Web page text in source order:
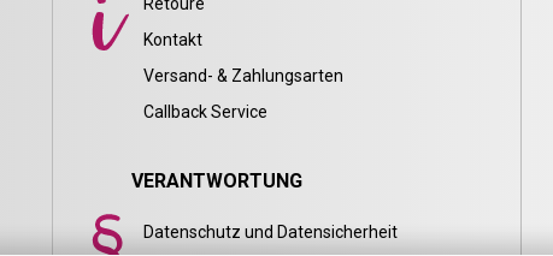
Retoure
Kontakt
Versand- & Zahlungsarten
Callback Service
VERANTWORTUNG
Datenschutz und Datensicherheit